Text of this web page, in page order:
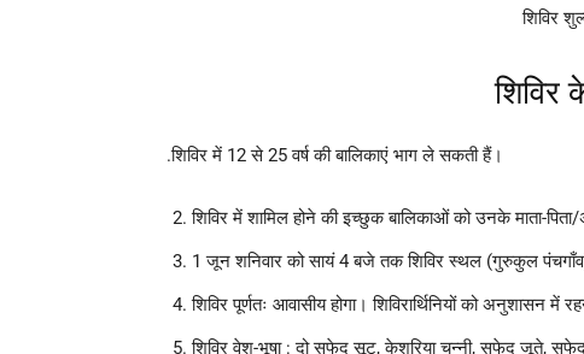
शिविर
शिविर
.शिविर में 12 से 25 वर्ष की बालिकाएं भाग ले सकती हैं।
शिविर में शामिल होने की इच्छुक बालिकाओं को उनके माता-
1 जून शनिवार को सायं 4 बजे तक शिविर स्थल (गुरुकुल
शिविर पूर्णतः आवासीय होगा। शिविरार्थिनियों को अनुशासन में
शिविर वेश-भूषा : दो सफेद सूट, केशरिया चुन्नी, सफेद जूते,